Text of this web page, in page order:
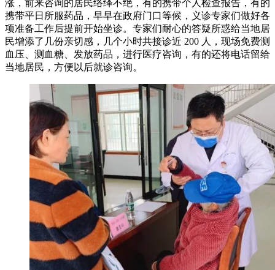
涨，前来咨询的居民络绎不绝，有的携带个人检查报告，有的
携带平日所服药品，早早在政府门口等候，义诊专家们做好各
项准备工作后提前开始坐诊。专家们耐心的答疑所惑给当地居
民增添了几份亲切感，几个小时共接诊近 200 人，现场免费测
血压、测血糖、发放药品，进行医疗咨询，有的还将电话留给
当地居民，方便以后就诊咨询。